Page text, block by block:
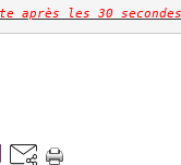
après les 30